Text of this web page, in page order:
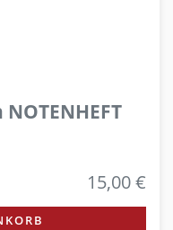
15,00 €